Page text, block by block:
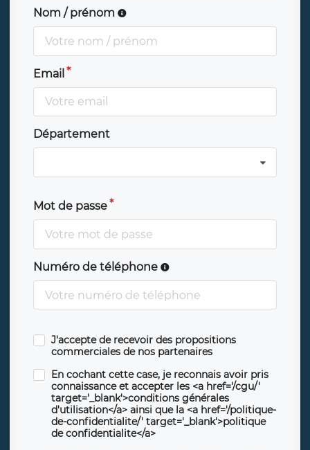
Nom / prénom
Email
Département
Mot de passe
Numéro de téléphone
J'accepte de recevoir des propositions
commerciales de nos partenaires
En cochant cette case, je reconnais avoir pris
connaissance et accepter les <a href='/cgu/'
target='_blank'>conditions générales
d'utilisation</a> ainsi que la <a href='/politique-
de-confidentialite/' target='_blank'>politique
de confidentialite</a>